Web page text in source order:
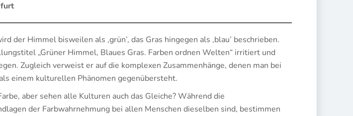
der Himmel bisweilen als ‚grün’, das Gras hingegen als ‚blau’ beschrieben.
„Grüner Himmel, Blaues Gras. Farben ordnen Welten“ irritiert und
Zugleich verweist er auf die komplexen Zusammenhänge, denen man bei
einem kulturellen Phänomen gegenübersteht.
aber sehen alle Kulturen auch das Gleiche? Während die
der Farbwahrnehmung bei allen Menschen dieselben sind, bestimmen